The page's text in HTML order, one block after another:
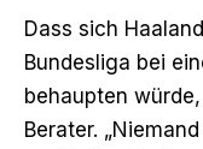
Dass sich
Bundesliga bei
behaupten
Berater.